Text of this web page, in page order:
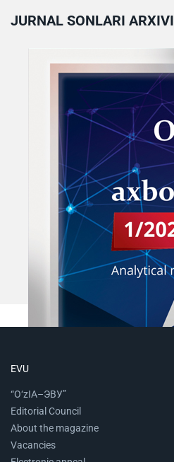
JURNAL SONLARI ARXIVI
EVU
“O‘zIA–ЭВУ”
Editorial Council
About the magazine
Vacancies